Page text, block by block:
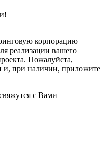
корпорацию
реализации вашего
Пожалуйста,
и, при наличии, приложите
с Вами